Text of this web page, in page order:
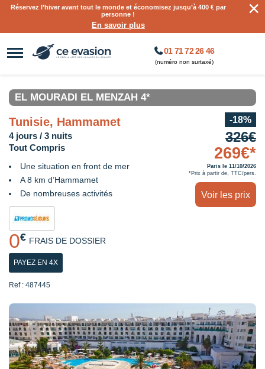
Réservez l’hiver avant tout le monde et économisez jusqu’à 400 € par
personne !
En savoir plus
×
01 71 72 26 46
(numéro non surtaxé)
EL MOURADI EL MENZAH 4*
Tunisie, Hammamet
4 jours / 3 nuits
Tout Compris
Une situation en front de mer
A 8 km d’Hammamet
De nombreuses activités
0€ FRAIS DE DOSSIER
PAYEZ EN 4X
Ref : 487445
-18%
326€
269€*
Paris le 11/10/2026
*Prix à partir de, TTC/pers.
Voir les prix